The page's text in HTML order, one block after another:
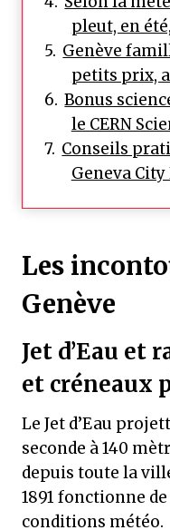
pleut, en
Genève
petits prix,
Bonus
le CERN
Conseils
Geneva
Les
Genève
Jet d’Eau et
et créneaux
Le Jet d’Eau
seconde à 140
depuis toute la
1891 fonctionne
conditions météo.